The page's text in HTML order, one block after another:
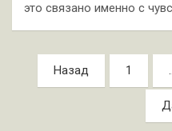
это связано именно с
Пагинация
записей
Назад 1